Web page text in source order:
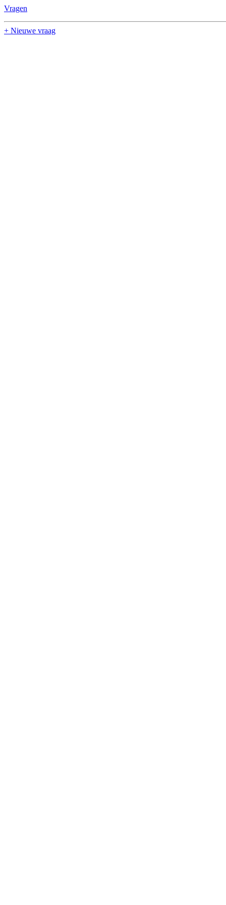
Vragen
+ Nieuwe vraag